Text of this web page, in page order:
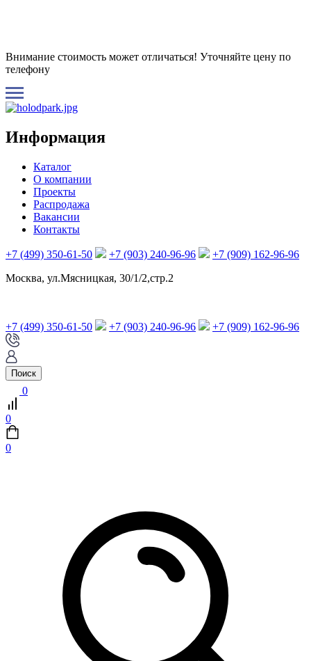
Внимание стоимость может отличаться! Уточняйте цену по
телефону
Информация
Каталог
О компании
Проекты
Распродажа
Вакансии
Контакты
+7 (499) 350-61-50 +7 (903) 240-96-96
+7 (909) 162-96-96
Москва, ул.Мясницкая, 30/1/2,стр.2
+7 (499) 350-61-50 +7 (903) 240-96-96 +7 (909) 162-96-96
Поиск
0
0
0